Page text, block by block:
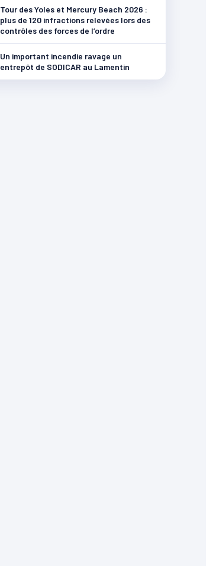
Tour des Yoles et Mercury Beach 2026 :
plus de 120 infractions relevées lors des
contrôles des forces de l’ordre
Un important incendie ravage un
entrepôt de SODICAR au Lamentin